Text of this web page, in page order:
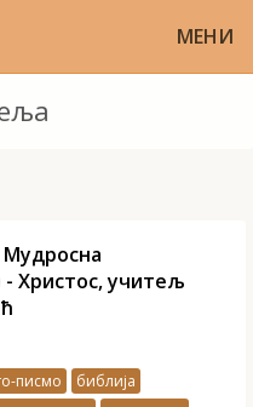
МЕНИ
Мудросна
Христос, учитељ
писмо
библија